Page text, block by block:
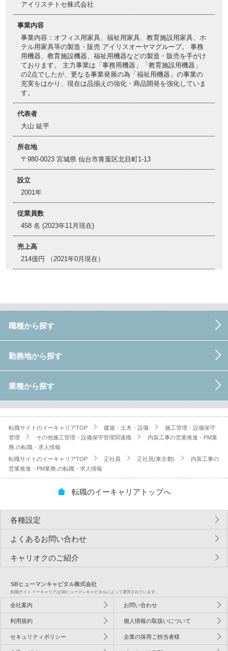
アイリスチトセ株式会社
事業内容
事業内容：オフィス用家具、福祉用家具、教育施設用家具、ホ
テル用家具等の製造・販売 アイリスオーヤマグループ。 事務
用機器、教育施設機器、福祉用機器などの製造・販売を手がけ
ております。 主力事業は「事務用機器」「教育施設用機器」
の2点でしたが、更なる事業発展の為「福祉用機器」の事業の
充実をはかり、現在は品揃えの強化・商品開発を強化していま
す。
代表者
大山 紘平
所在地
〒980-0023 宮城県 仙台市青葉区北目町1-13
設立
2001年
従業員数
458 名 (2023年11月現在)
売上高
214億円 （2021年0月現在）
職種から探す
勤務地から探す
業種から探す
転職サイトのイーキャリアTOP 建築・土木・設備
施工管理・設備保守
管理
その他施工管理・設備保守管理関連職
内装工事の営業推進・PM業
務.の転職・求人情報
転職サイトのイーキャリアTOP
正社員 正社員(東京都)
内装工事の
営業推進・PM業務.の転職・求人情報
転職のイーキャリアトップへ
各種設定
よくあるお問い合わせ
キャリオクのご紹介
SBヒューマンキャピタル株式会社
転職サイト イーキャリアはSBヒューマンキャピタルによって運営されています。
会社案内 お問い合わせ
利用規約 個人情報の取扱いについて
セキュリティポリシー 企業の採用ご担当者様